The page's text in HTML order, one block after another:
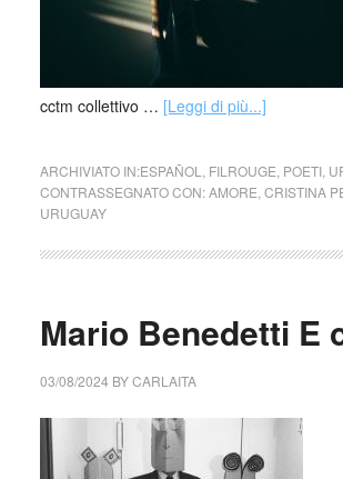
cctm collettivo … [Leggi di più...]
ARCHIVIATO IN:ESPAÑOL FILROUGE POETI,
CONTRASSEGNATO CON:AMORE CRISTINA
URUGUAY
Mario Benedetti E
03/08/2024 BYCARLAITA